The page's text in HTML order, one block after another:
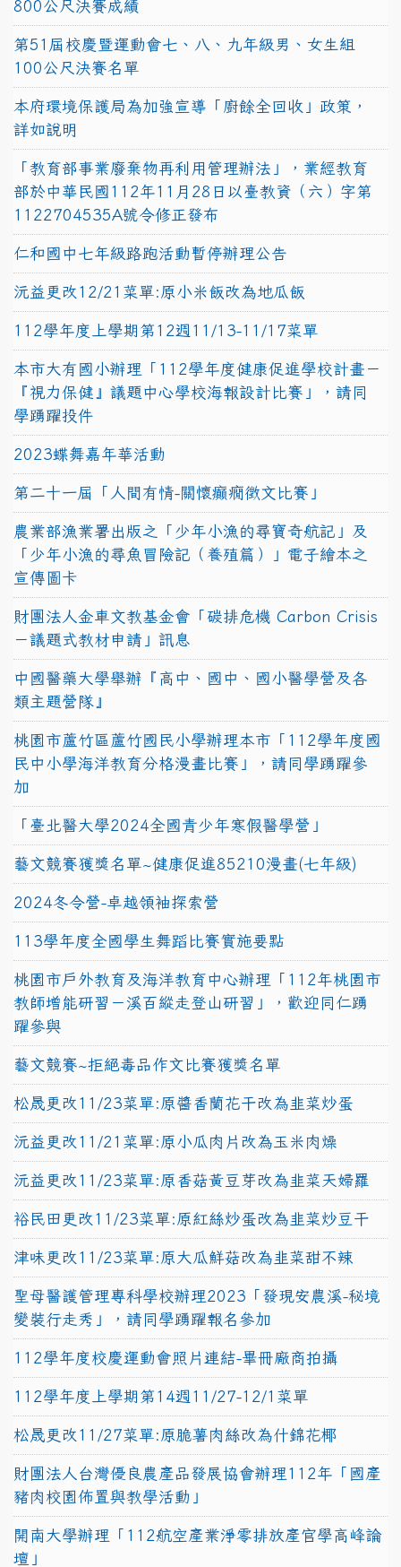
800公尺決賽成績
第51屆校慶暨運動會七、八、九年級男、女生組
100公尺決賽名單
本府環境保護局為加強宣導「廚餘全回收」政策，
詳如說明
「教育部事業廢棄物再利用管理辦法」，業經教育
部於中華民國112年11月28日以臺教資（六）字第
1122704535A號令修正發布
仁和國中七年級路跑活動暫停辦理公告
沅益更改12/21菜單:原小米飯改為地瓜飯
112學年度上學期第12週11/13-11/17菜單
本市大有國小辦理「112學年度健康促進學校計畫－
『視力保健』議題中心學校海報設計比賽」，請同
學踴躍投件
2023蝶舞嘉年華活動
第二十一屆「人間有情-關懷癲癇徵文比賽」
農業部漁業署出版之「少年小漁的尋寶奇航記」及
「少年小漁的尋魚冒險記（養殖篇）」電子繪本之
宣傳圖卡
財團法人金車文教基金會「碳排危機 Carbon Crisis
－議題式教材申請」訊息
中國醫藥大學舉辦『高中、國中、國小醫學營及各
類主題營隊』
桃園市蘆竹區蘆竹國民小學辦理本市「112學年度國
民中小學海洋教育分格漫畫比賽」，請同學踴躍參
加
「臺北醫大學2024全國青少年寒假醫學營」
藝文競賽獲獎名單~健康促進85210漫畫(七年級)
2024冬令營-卓越領袖探索營
113學年度全國學生舞蹈比賽實施要點
桃園市戶外教育及海洋教育中心辦理「112年桃園市
教師增能研習－溪百縱走登山研習」，歡迎同仁踴
躍參與
藝文競賽~拒絕毒品作文比賽獲獎名單
松晟更改11/23菜單:原醬香蘭花干改為韭菜炒蛋
沅益更改11/21菜單:原小瓜肉片改為玉米肉燥
沅益更改11/23菜單:原香菇黃豆芽改為韭菜天婦羅
裕民田更改11/23菜單:原紅絲炒蛋改為韭菜炒豆干
津味更改11/23菜單:原大瓜鮮菇改為韭菜甜不辣
聖母醫護管理專科學校辦理2023「發現安農溪-秘境
變裝行走秀」，請同學踴躍報名參加
112學年度校慶運動會照片連結-畢冊廠商拍攝
112學年度上學期第14週11/27-12/1菜單
松晟更改11/27菜單:原脆薯肉絲改為什錦花椰
財團法人台灣優良農產品發展協會辦理112年「國產
豬肉校園佈置與教學活動」
開南大學辦理「112航空產業淨零排放產官學高峰論
壇」